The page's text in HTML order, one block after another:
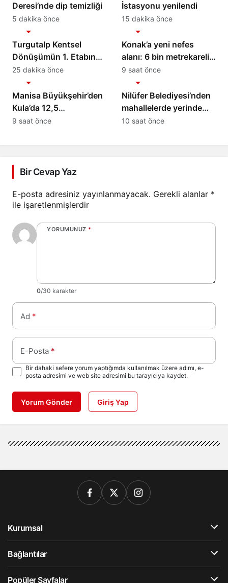
Deresi’nde dip temizliği
5 dakika önce
İstasyonu yenilendi
15 dakika önce
Turgutalp Kentsel
Dönüşümün 1. Etabında
Hedef 2027
25 dakika önce
Konak’a yeni nefes
alanı: 6 bin metrekarelik
park hizmete açılıyor
9 saat önce
Manisa Büyükşehir’den
Kula’da 12,5
Kilometrelik Yol Hamlesi
9 saat önce
Nilüfer Belediyesi’nden
mahallelerde yerinde
inceleme
10 saat önce
Bir Cevap Yaz
E-posta adresiniz yayınlanmayacak. Gerekli alanlar *
ile işaretlenmişlerdir
YORUMUNUZ *
0/30 karakter
Ad *
E-Posta *
Bir dahaki sefere yorum yaptığımda kullanılmak üzere adımı, e-
posta adresimi ve web site adresimi bu tarayıcıya kaydet.
Yorum Gönder Giriş Yap
Kurumsal
Bağlantılar
Popüler Sayfalar